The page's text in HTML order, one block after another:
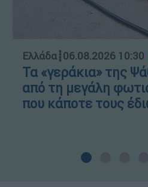
Ελλάδα┋06.08.2026 10:30
Τα «γεράκια» της
από τη μεγάλη
που κάποτε τους